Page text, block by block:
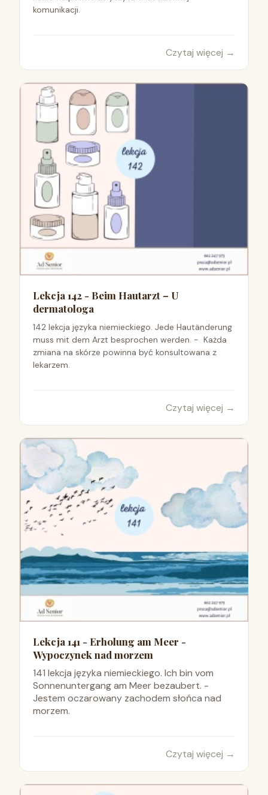
komunikacji.
Czytaj więcej →
Lekcja 142 - Beim Hautarzt – U
dermatologa
142 lekcja języka niemieckiego. Jede Hautänderung
muss mit dem Arzt besprochen werden. - Każda
zmiana na skórze powinna być konsultowana z
lekarzem.
Czytaj więcej →
Lekcja 141 - Erholung am Meer -
Wypoczynek nad morzem
141 lekcja języka niemieckiego. Ich bin vom
Sonnenuntergang am Meer bezaubert. -
Jestem oczarowany zachodem słońca nad
morzem.
Czytaj więcej →